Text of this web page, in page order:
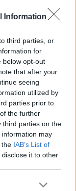
Information
third parties, or
for
below opt-out
that after your
seeing
utilized by
parties prior to
the further
third parties on the
information may
the IAB’s List of
it to other
or more Google
szereplői is
és unokák,
és egy spániel
videóklip, mint
tagok
a kisfilmben.
Banda-
albumon
azonban egy
fuvolaszólamai
egy